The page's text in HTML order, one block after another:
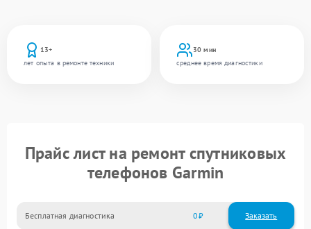
13+
лет опыта в ремонте техники
30 мин
среднее время диагностики
Прайс лист на ремонт спутниковых
телефонов Garmin
Бесплатная диагностика 0 Заказать